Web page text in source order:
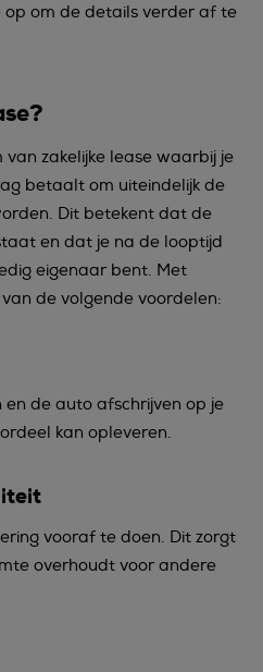
op om de details verder af te
van zakelijke lease waarbij je
betaalt om uiteindelijk de
Dit betekent dat de
en dat je na de looptijd
eigenaar bent. Met
de volgende voordelen:
de auto afschrijven op je
kan opleveren.
vooraf te doen. Dit zorgt
overhoudt voor andere